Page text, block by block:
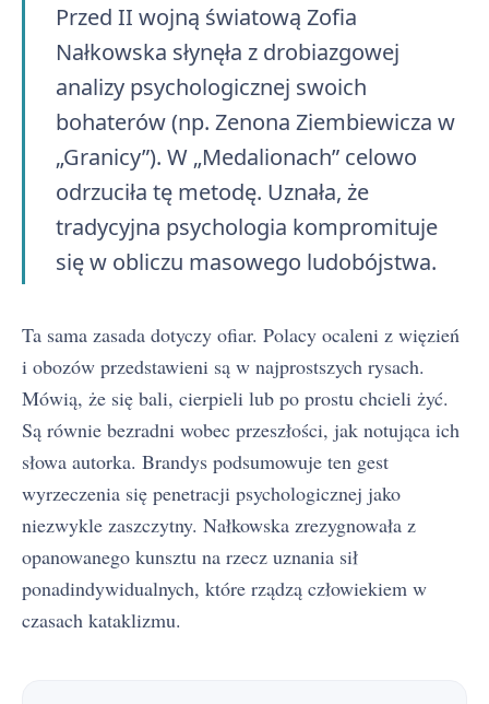
Przed II wojną światową Zofia
Nałkowska słynęła z drobiazgowej
analizy psychologicznej swoich
bohaterów (np. Zenona Ziembiewicza w
„Granicy”). W „Medalionach” celowo
odrzuciła tę metodę. Uznała, że
tradycyjna psychologia kompromituje
się w obliczu masowego ludobójstwa.
Ta sama zasada dotyczy ofiar. Polacy ocaleni z więzień
i obozów przedstawieni są w najprostszych rysach.
Mówią, że się bali, cierpieli lub po prostu chcieli żyć.
Są równie bezradni wobec przeszłości, jak notująca ich
słowa autorka. Brandys podsumowuje ten gest
wyrzeczenia się penetracji psychologicznej jako
niezwykle zaszczytny. Nałkowska zrezygnowała z
opanowanego kunsztu na rzecz uznania sił
ponadindywidualnych, które rządzą człowiekiem w
czasach kataklizmu.